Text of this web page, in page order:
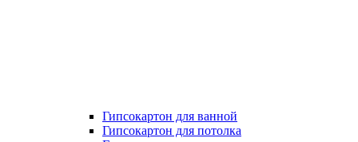
Гипсокартон для ванной
Гипсокартон для потолка